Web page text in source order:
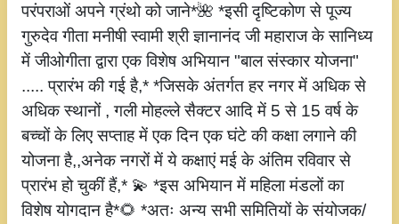
परंपराओं अपने ग्रंथो को जाने*🌺 *इसी दृष्टिकोण से पूज्य
गुरुदेव गीता मनीषी स्वामी श्री ज्ञानानंद जी महाराज के सानिध्य
में जीओगीता द्वारा एक विशेष अभियान "बाल संस्कार योजना"
..... प्रारंभ की गई है,* *जिसके अंतर्गत हर नगर में अधिक से
अधिक स्थानों , गली मोहल्ले सैक्टर आदि में 5 से 15 वर्ष के
बच्चों के लिए सप्ताह में एक दिन एक घंटे की कक्षा लगाने की
योजना है,,अनेक नगरों में ये कक्षाएं मई के अंतिम रविवार से
प्रारंभ हो चुकीं हैं,* 💫 *इस अभियान में महिला मंडलों का
विशेष योगदान है*🌻 *अतः अन्य सभी समितियों के संयोजक/